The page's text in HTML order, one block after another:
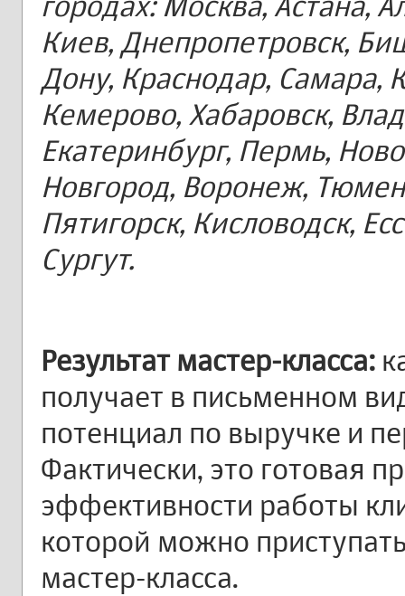
Киев, Днепропетровск,
Дону, Краснодар, Самара,
Кемерово, Хабаровск,
Екатеринбург, Пермь,
Новгород, Воронеж,
Пятигорск, Кисловодск,
Сургут.
Результат мастер-класса:
получает в письменном
потенциал по выручке и
Фактически, это готовая
эффективности работы
которой можно
мастер-класса.